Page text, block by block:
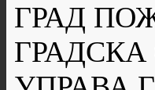
ГРАД